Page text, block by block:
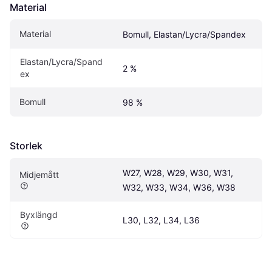
Material
Material Bomull, Elastan/Lycra/Spandex
Elastan/Lycra/Spand
ex
2 %
Bomull 98 %
Storlek
Midjemått
W27, W28, W29, W30, W31,
W32, W33, W34, W36, W38
Byxlängd
L30, L32, L34, L36